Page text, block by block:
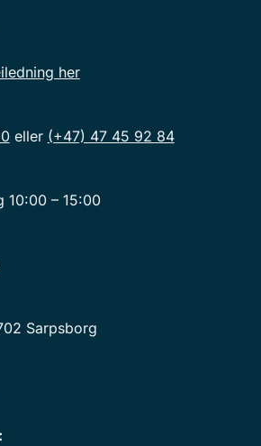
her
eller (+47) 47 45 92 84
10:00 – 15:00
Sarpsborg